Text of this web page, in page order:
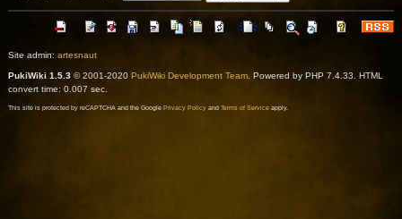
Site admin: artesnaut
PukiWiki 1.5.3© 2001-2020 PukiWiki Development Team. Powered by PHP 7.4.33. HTML
convert time: 0.007 sec.
This site is protected by reCAPTCHA and the Google Privacy Policyand Terms of Serviceapply.